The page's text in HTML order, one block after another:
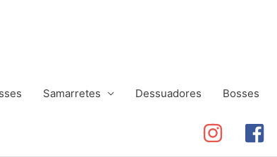
Samarretes Dessuadores Bosses